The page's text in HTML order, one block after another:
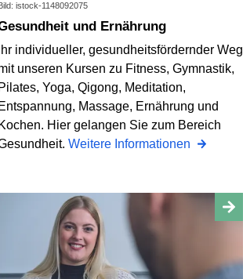
istock-1148092075
Gesundheit und Ernährung
Ihr individueller, gesundheitsfördernder Weg
unseren Kursen zu Fitness, Gymnastik,
Pilates, Yoga, Qigong, Meditation,
Entspannung, Massage, Ernährung und
Kochen. Hier gelangen Sie zum Bereich
Weitere Informationen